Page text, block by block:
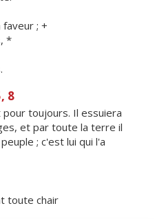
faveur ; +
*
8
toujours. Il essuiera
et par toute la terre il
; c'est lui qui l'a
toute chair